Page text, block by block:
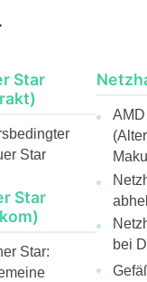
Star
Star
Star
Star:
AMD
bei